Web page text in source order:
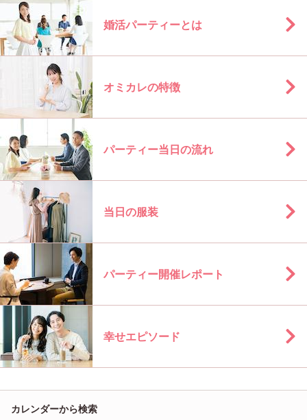
婚活パーティーとは
オミカレの特徴
パーティー当日の流れ
当日の服装
パーティー開催レポート
幸せエピソード
カレンダーから検索